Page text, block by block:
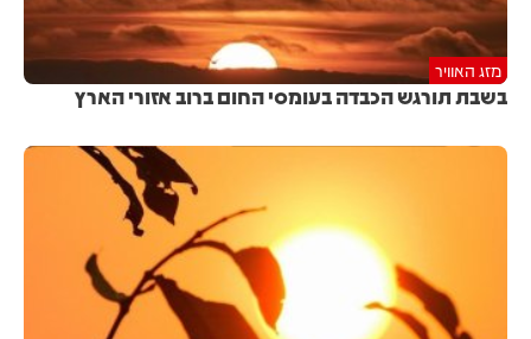
מזג האוויר
בשבת תורגש הכבדה בעומסי החום ברוב אזורי הארץ